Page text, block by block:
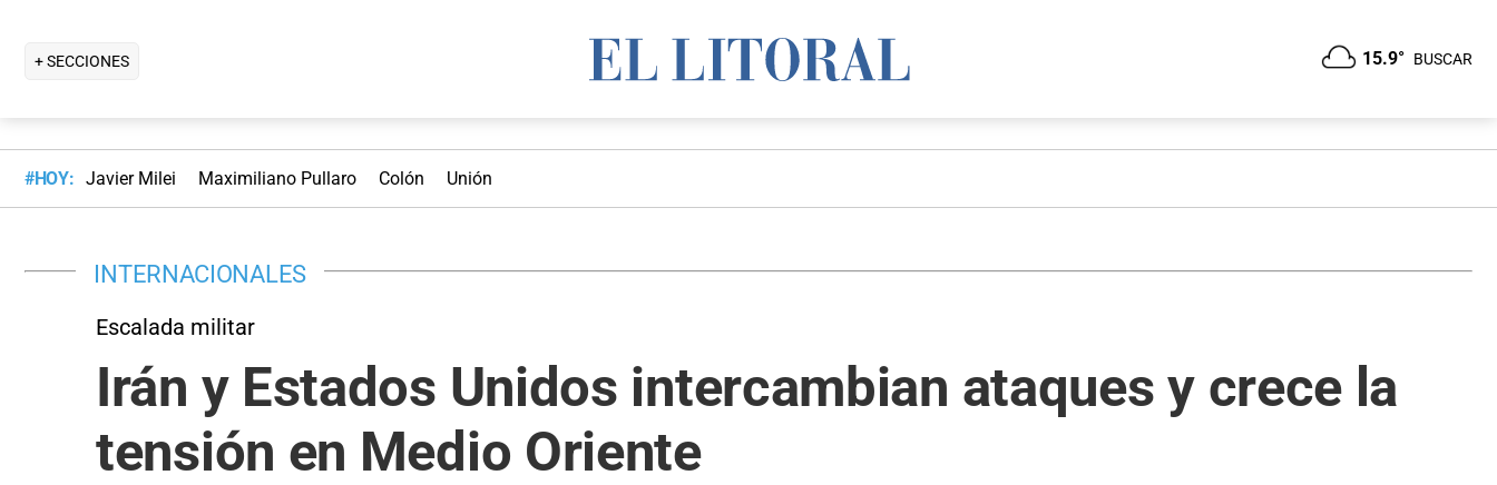
+ SECCIONES 15.9° BUSCAR
#HOY: Javier Milei Maximiliano Pullaro Colón Unión
INTERNACIONALES
Escalada militar
Irán y Estados Unidos intercambian ataques y crece la
tensión en Medio Oriente